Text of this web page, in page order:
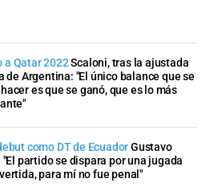
a Qatar 2022Scaloni, tras la ajustada
de Argentina: "El único balance que se
es que se ganó, que es lo más
como DT de EcuadorGustavo
partido se dispara por una jugada
para mí no fue penal"